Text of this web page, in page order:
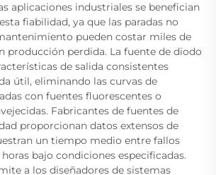
aplicaciones industriales se benefician
fiabilidad, ya que las paradas no
pueden costar miles de
producción perdida. La fuente de diodo
de salida consistentes
útil, eliminando las curvas de
con fuentes fluorescentes o
Fabricantes de fuentes de
proporcionan datos extensos de
un tiempo medio entre fallos
bajo condiciones especificadas.
a los diseñadores de sistemas